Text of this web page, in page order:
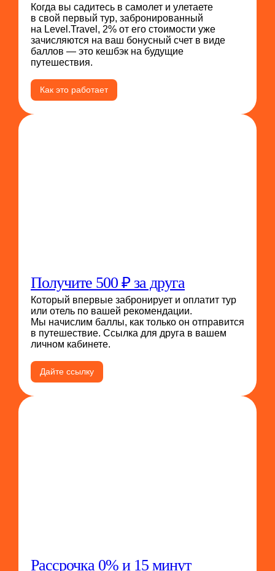
Когда вы садитесь в самолет и улетаете
в свой первый тур, забронированный
на Level.Travel, 2% от его стоимости уже
зачисляются на ваш бонусный счет в виде
баллов — это кешбэк на будущие
путешествия.
Как это работает
Получите 500 ₽ за друга
Который впервые забронирует и оплатит тур
или отель по вашей рекомендации.
Мы начислим баллы, как только он отправится
в путешествие. Ссылка для друга в вашем
личном кабинете.
Дайте ссылку
Рассрочка 0% и 15 минут